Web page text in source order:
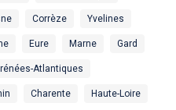
Corrèze Yvelines
Eure Marne Gard
Atlantiques
Charente Haute-Loire